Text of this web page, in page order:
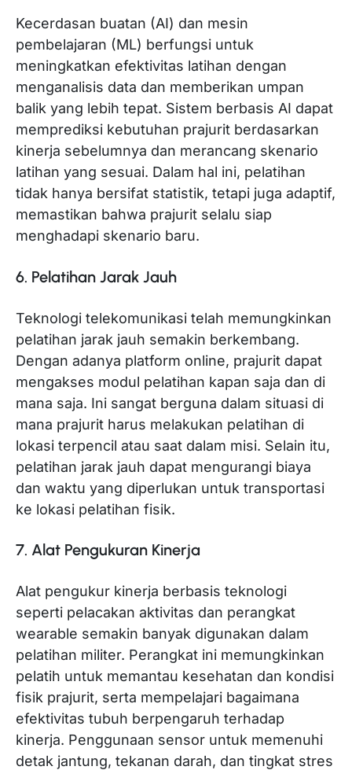
Kecerdasan buatan (AI) dan mesin
pembelajaran (ML) berfungsi untuk
meningkatkan efektivitas latihan dengan
menganalisis data dan memberikan umpan
balik yang lebih tepat. Sistem berbasis AI dapat
memprediksi kebutuhan prajurit berdasarkan
kinerja sebelumnya dan merancang skenario
latihan yang sesuai. Dalam hal ini, pelatihan
tidak hanya bersifat statistik, tetapi juga adaptif,
memastikan bahwa prajurit selalu siap
menghadapi skenario baru.
6. Pelatihan Jarak Jauh
Teknologi telekomunikasi telah memungkinkan
pelatihan jarak jauh semakin berkembang.
Dengan adanya platform online, prajurit dapat
mengakses modul pelatihan kapan saja dan di
mana saja. Ini sangat berguna dalam situasi di
mana prajurit harus melakukan pelatihan di
lokasi terpencil atau saat dalam misi. Selain itu,
pelatihan jarak jauh dapat mengurangi biaya
dan waktu yang diperlukan untuk transportasi
ke lokasi pelatihan fisik.
7. Alat Pengukuran Kinerja
Alat pengukur kinerja berbasis teknologi
seperti pelacakan aktivitas dan perangkat
wearable semakin banyak digunakan dalam
pelatihan militer. Perangkat ini memungkinkan
pelatih untuk memantau kesehatan dan kondisi
fisik prajurit, serta mempelajari bagaimana
efektivitas tubuh berpengaruh terhadap
kinerja. Penggunaan sensor untuk memenuhi
detak jantung, tekanan darah, dan tingkat stres